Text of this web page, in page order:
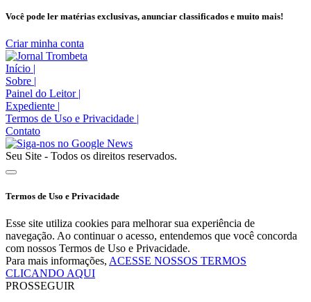
Você pode ler matérias exclusivas, anunciar classificados e muito mais!
Criar minha conta
Início |
Sobre |
Painel do Leitor |
Expediente |
Termos de Uso e Privacidade |
Contato
Seu Site - Todos os direitos reservados.
Termos de Uso e Privacidade
Esse site utiliza cookies para melhorar sua experiência de
navegação. Ao continuar o acesso, entendemos que você concorda
com nossos Termos de Uso e Privacidade.
Para mais informações, ACESSE NOSSOS TERMOS
CLICANDO AQUI
PROSSEGUIR